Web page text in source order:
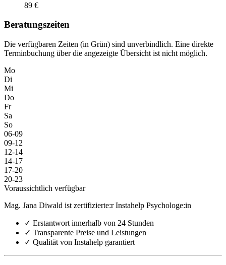
89 €
Beratungszeiten
Die verfügbaren Zeiten (in Grün) sind unverbindlich. Eine direkte
Terminbuchung über die angezeigte Übersicht ist nicht möglich.
Mo
Di
Mi
Do
Fr
Sa
So
06-09
09-12
12-14
14-17
17-20
20-23
Voraussichtlich verfügbar
Mag. Jana Diwald ist zertifizierte:r Instahelp Psychologe:in
✓ Erstantwort innerhalb von 24 Stunden
✓ Transparente Preise und Leistungen
✓ Qualität von Instahelp garantiert